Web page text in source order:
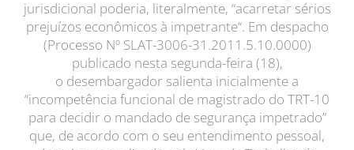
jurisdicional poderia, literalmente, “acarretar sérios
prejuízos econômicos à impetrante“. Em despacho
(Processo Nº SLAT-3006-31.2011.5.10.0000)
publicado nesta segunda-feira (18),
o desembargador salienta inicialmente a
“incompetência funcional de magistrado do TRT-10
para decidir o mandado de segurança impetrado”
que, de acordo com o seu entendimento pessoal,